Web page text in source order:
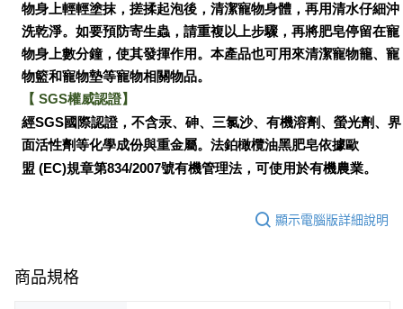
物身上輕輕塗抹，搓揉起泡後，清潔寵物身體，再用清水仔細沖
洗乾淨。如要預防寄生蟲，請重複以上步驟，再將肥皂停留在寵
物身上數分鐘，使其發揮作用。本產品也可用來清潔寵物籠、寵
物籃和寵物墊等寵物相關物品。
【 SGS權威認證】
經SGS國際認證，不含汞、砷、三氯沙、有機溶劑、螢光劑、界
面活性劑等化學成份與重金屬。法鉑橄欖油黑肥皂依據歐
盟 (EC)規章第834/2007號有機管理法，可使用於有機農業。
顯示電腦版詳細說明
商品規格